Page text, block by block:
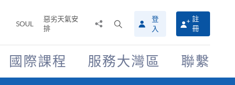
SOUL
惡劣天氣安
排
搜
尋
介
面
登
入
註
冊
國際課程 服務大灣區 聯繫